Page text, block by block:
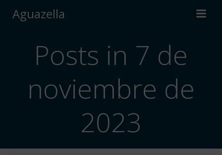
Aguazella
Posts in 7 de
noviembre de
2023